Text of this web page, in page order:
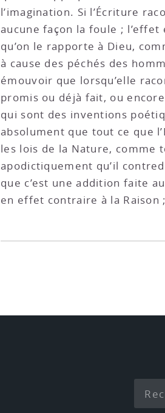
l’imagination. Si l’Écriture
aucune façon la foule ;
qu’on le rapporte à Dieu,
à cause des péchés des
émouvoir que lorsqu’elle
promis ou déjà fait, ou
qui sont des inventions
absolument que tout ce que
les lois de la Nature, comme
apodictiquement qu’il
que c’est une addition faite
en effet contraire à la